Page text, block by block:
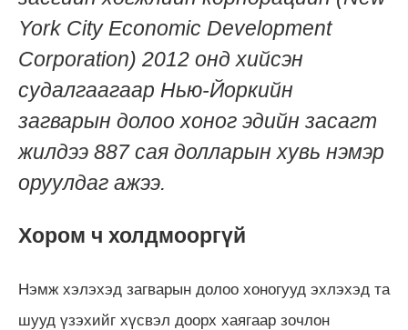
York City Economic Development
Corporation) 2012 онд хийсэн
судалгаагаар Нью-Йоркийн
загварын долоо хоног эдийн засагт
жилдээ 887 сая долларын хувь нэмэр
оруулдаг ажээ.
Хором ч холдмооргүй
Нэмж хэлэхэд загварын долоо хоногууд эхлэхэд та
шууд үзэхийг хүсвэл доорх хаягаар зочлон